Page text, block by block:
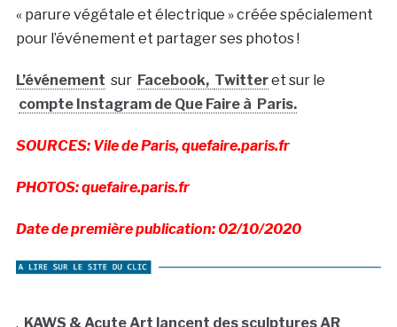
« parure végétale et électrique » créée spécialement
pour l’événement et partager ses photos !
L’événement sur Facebook, Twitteret sur le
compte Instagram de Que Faire à Paris.
SOURCES: Vile de Paris, quefaire.paris.fr
PHOTOS: quefaire.paris.fr
Date de première publication: 02/10/2020
. KAWS & Acute Art lancent des sculptures AR